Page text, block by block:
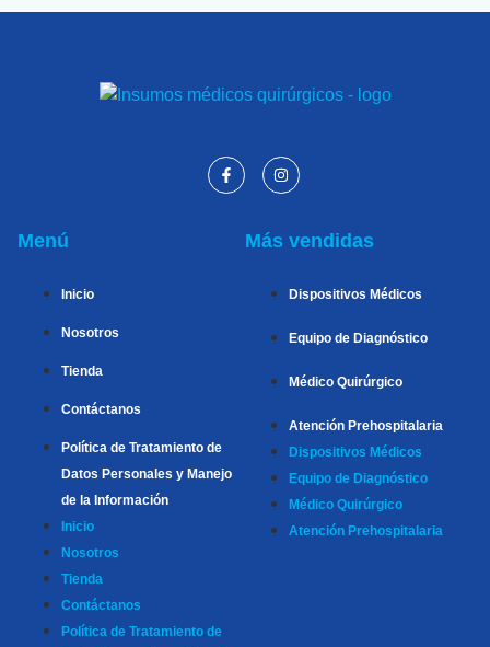
Menú
Inicio
Nosotros
Tienda
Contáctanos
Política de Tratamiento de
Datos Personales y Manejo
de la Información
Inicio
Nosotros
Tienda
Contáctanos
Política de Tratamiento de
Más vendidas
Dispositivos Médicos
Equipo de Diagnóstico
Médico Quirúrgico
Atención Prehospitalaria
Dispositivos Médicos
Equipo de Diagnóstico
Médico Quirúrgico
Atención Prehospitalaria